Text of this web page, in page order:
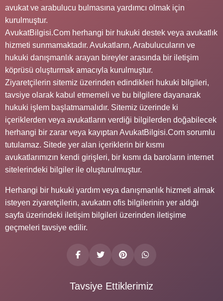
avukat ve arabulucu bulmasına yardımcı olmak için
kurulmuştur.
AvukatBilgisi.Com herhangi bir hukuki destek veya avukatlık
hizmeti sunmamaktadır. Avukatların, Arabulucuların ve
hukuki danışmanlık arayan bireyler arasında bir iletişim
köprüsü oluşturmak amacıyla kurulmuştur.
Ziyaretçilerin sitemiz üzerinden edindikleri hukuki bilgileri,
tavsiye olarak kabul etmemeli ve bu bilgilere dayanarak
hukuki işlem başlatmamalıdır. Sitemiz üzerinde ki
içeriklerden veya avukatların verdiği bilgilerden doğabilecek
herhangi bir zarar veya kayıptan AvukatBilgisi.Com sorumlu
tutulamaz. Sitede yer alan içeriklerin bir kısmı
avukatlarımızın kendi girişleri, bir kısmı da baroların internet
sitelerindeki bilgiler ile oluşturulmuştur.
Herhangi bir hukuki yardım veya danışmanlık hizmeti almak
isteyen ziyaretçilerin, avukatın ofis bilgilerinin yer aldığı
sayfa üzerindeki iletişim bilgileri üzerinden iletişime
geçmeleri tavsiye edilir.
Tavsiye Ettiklerimiz